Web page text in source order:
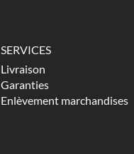
SERVICES
Livraison
Garanties
Enlèvement marchandises